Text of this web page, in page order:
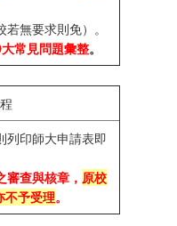
無要求則免）。
常見問題彙整。
列印師大申請表即
審查與核章， 原校
不予受理。